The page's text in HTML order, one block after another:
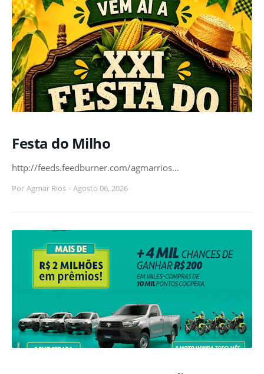
Festa do Milho
http://feeds.feedburner.com/agmarrios…
Por Agmar Rios - Agosto 06, 2026